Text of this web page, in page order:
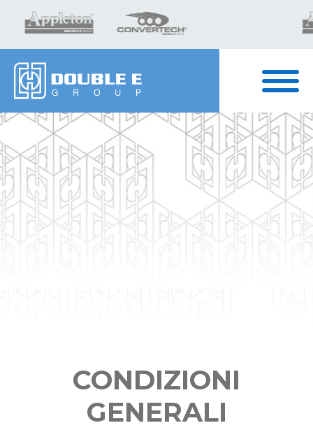
CONDIZIONI
GENERALI